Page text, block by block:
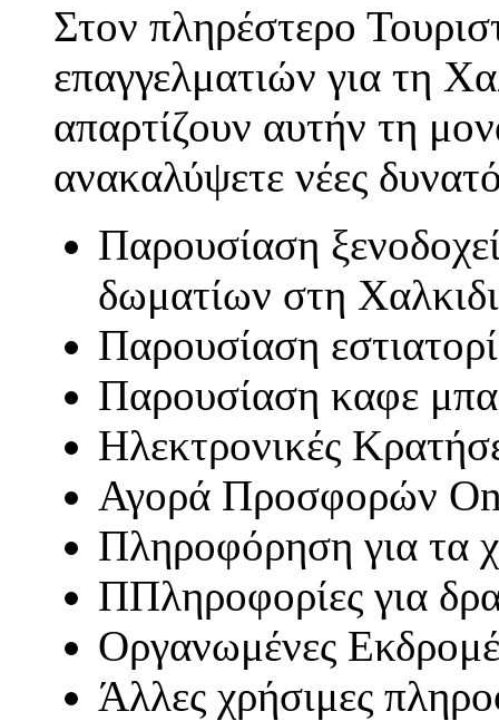
Στον πληρέστερο
επαγγελματιών για τη
απαρτίζουν αυτήν τη
ανακαλύψετε νέες
Παρουσίαση
δωματίων στη
Παρουσίαση
Παρουσίαση καφε
Ηλεκτρονικές
Αγορά Προσφορών
Πληροφόρηση για τα
ΠΠληροφορίες για
Οργανωμένες
Άλλες χρήσιμες